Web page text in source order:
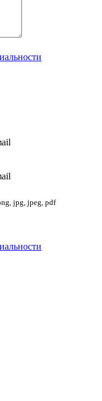
jpg, jpeg, pdf